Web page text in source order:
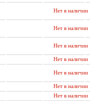
Нет в наличии
Нет в наличии
Нет в наличии
Нет в наличии
Нет в наличии
Нет в наличии
Нет в наличии